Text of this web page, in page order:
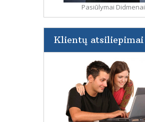
Pasiūlymai Didmenai
Klientų atsiliepimai